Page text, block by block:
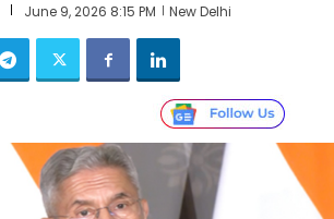
June 9, 2026 8:15 PM New Delhi